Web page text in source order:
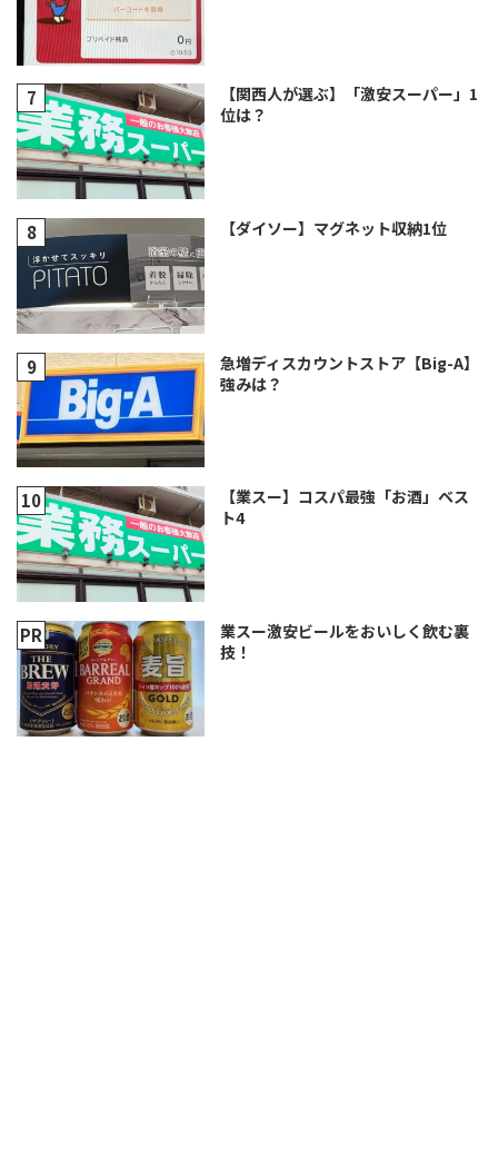
【関西人が選ぶ】「激安スーパー」1
位は？
【ダイソー】マグネット収納1位
急増ディスカウントストア【Big-A】
強みは？
【業スー】コスパ最強「お酒」ベス
ト4
業スー激安ビールをおいしく飲む裏
技！